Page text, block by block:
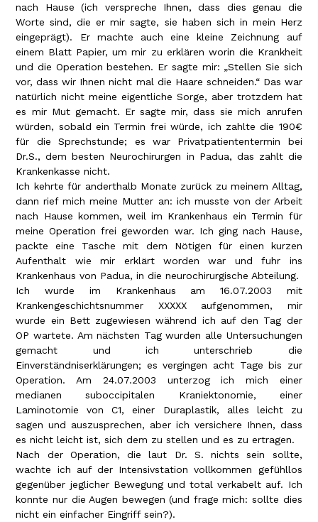
nach Hause (ich verspreche Ihnen, dass dies genau die
Worte sind, die er mir sagte, sie haben sich in mein Herz
eingeprägt). Er machte auch eine kleine Zeichnung auf
einem Blatt Papier, um mir zu erklären worin die Krankheit
und die Operation bestehen. Er sagte mir: „Stellen Sie sich
vor, dass wir Ihnen nicht mal die Haare schneiden.“ Das war
natürlich nicht meine eigentliche Sorge, aber trotzdem hat
es mir Mut gemacht. Er sagte mir, dass sie mich anrufen
würden, sobald ein Termin frei würde, ich zahlte die 190€
für die Sprechstunde; es war Privatpatiententermin bei
Dr.S., dem besten Neurochirurgen in Padua, das zahlt die
Krankenkasse nicht.
Ich kehrte für anderthalb Monate zurück zu meinem Alltag,
dann rief mich meine Mutter an: ich musste von der Arbeit
nach Hause kommen, weil im Krankenhaus ein Termin für
meine Operation frei geworden war. Ich ging nach Hause,
packte eine Tasche mit dem Nötigen für einen kurzen
Aufenthalt wie mir erklärt worden war und fuhr ins
Krankenhaus von Padua, in die neurochirurgische Abteilung.
Ich wurde im Krankenhaus am 16.07.2003 mit
Krankengeschichtsnummer XXXXX aufgenommen, mir
wurde ein Bett zugewiesen während ich auf den Tag der
OP wartete. Am nächsten Tag wurden alle Untersuchungen
gemacht und ich unterschrieb die
Einverständniserklärungen; es vergingen acht Tage bis zur
Operation. Am 24.07.2003 unterzog ich mich einer
medianen suboccipitalen Kraniektonomie, einer
Laminotomie von C1, einer Duraplastik, alles leicht zu
sagen und auszusprechen, aber ich versichere Ihnen, dass
es nicht leicht ist, sich dem zu stellen und es zu ertragen.
Nach der Operation, die laut Dr. S. nichts sein sollte,
wachte ich auf der Intensivstation vollkommen gefühllos
gegenüber jeglicher Bewegung und total verkabelt auf. Ich
konnte nur die Augen bewegen (und frage mich: sollte dies
nicht ein einfacher Eingriff sein?).